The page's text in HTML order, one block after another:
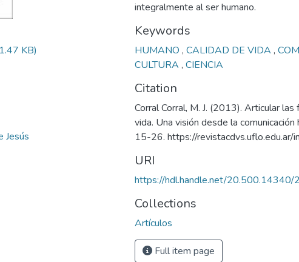
KB)
Jesús
integralmente al ser humano.
Keywords
HUMANO , CALIDAD DE VIDA ,
CULTURA , CIENCIA
Citation
Corral Corral, M. J. (2013). Articular
vida. Una visión desde la
15-26. https://revistacdvs.uflo.edu.ar/
URI
https://hdl.handle.net/20.500.14340/
Collections
Artículos
Full item page